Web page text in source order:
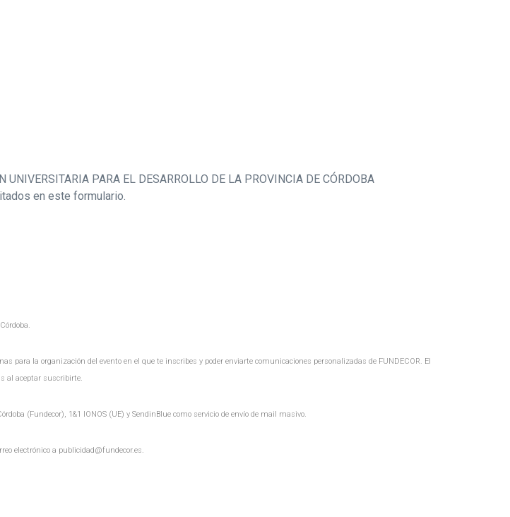
UNIVERSITARIA PARA EL DESARROLLO DE LA PROVINCIA DE CÓRDOBA
en este formulario.
para la organización del evento en el que te inscribes y poder enviarte comunicaciones personalizadas de FUNDECOR. El
al aceptar suscribirte.
(Fundecor), 1&1 IONOS (UE) y SendinBlue como servicio de envío de mail masivo.
electrónico a publicidad@fundecor.es.